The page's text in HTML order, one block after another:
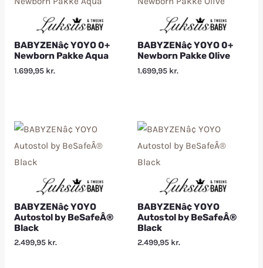
BABYZENâ¢ YOYO 0+
Newborn Pakke Aqua
1.699,95 kr.
BABYZENâ¢ YOYO 0+
Newborn Pakke Olive
1.699,95 kr.
BABYZENâ¢ YOYO
Autostol by BeSafeÂ®
Black
2.499,95 kr.
BABYZENâ¢ YOYO
Autostol by BeSafeÂ®
Black
2.499,95 kr.